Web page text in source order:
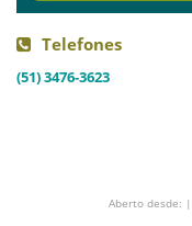
Telefones
(51) 3476-3623
Aberto desde: